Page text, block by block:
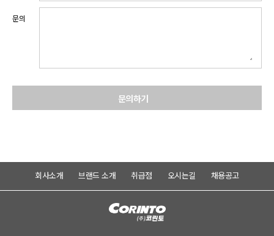
문의
문의하기
회사소개 브랜드 소개 취급점 오시는길 채용공고